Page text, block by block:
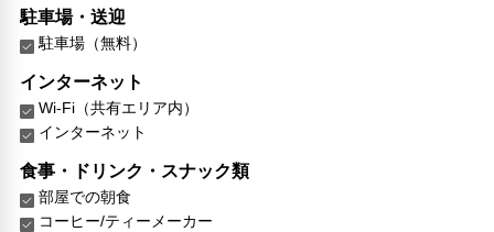
駐車場・送迎
駐車場（無料）
インターネット
Wi-Fi（共有エリア内）
インターネット
食事・ドリンク・スナック類
部屋での朝食
コーヒー/ティーメーカー